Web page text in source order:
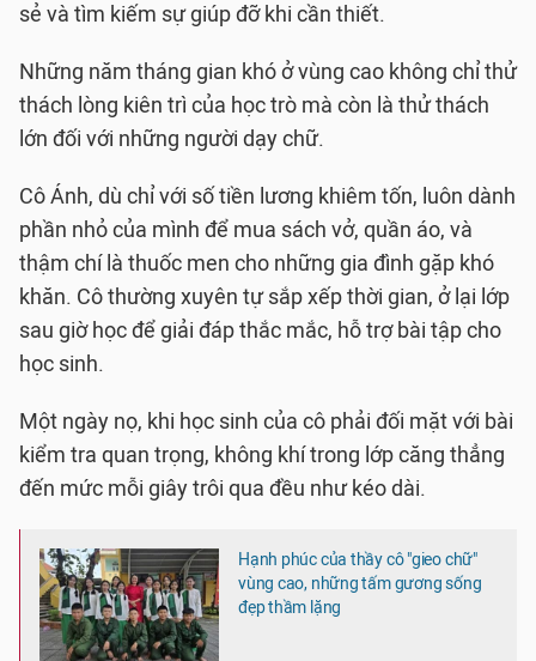
sẻ và tìm kiếm sự giúp đỡ khi cần thiết.
Những năm tháng gian khó ở vùng cao không chỉ thử
thách lòng kiên trì của học trò mà còn là thử thách
lớn đối với những người dạy chữ.
Cô Ánh, dù chỉ với số tiền lương khiêm tốn, luôn dành
phần nhỏ của mình để mua sách vở, quần áo, và
thậm chí là thuốc men cho những gia đình gặp khó
khăn. Cô thường xuyên tự sắp xếp thời gian, ở lại lớp
sau giờ học để giải đáp thắc mắc, hỗ trợ bài tập cho
học sinh.
Một ngày nọ, khi học sinh của cô phải đối mặt với bài
kiểm tra quan trọng, không khí trong lớp căng thẳng
đến mức mỗi giây trôi qua đều như kéo dài.
Hạnh phúc của thầy cô "gieo chữ"
vùng cao, những tấm gương sống
đẹp thầm lặng